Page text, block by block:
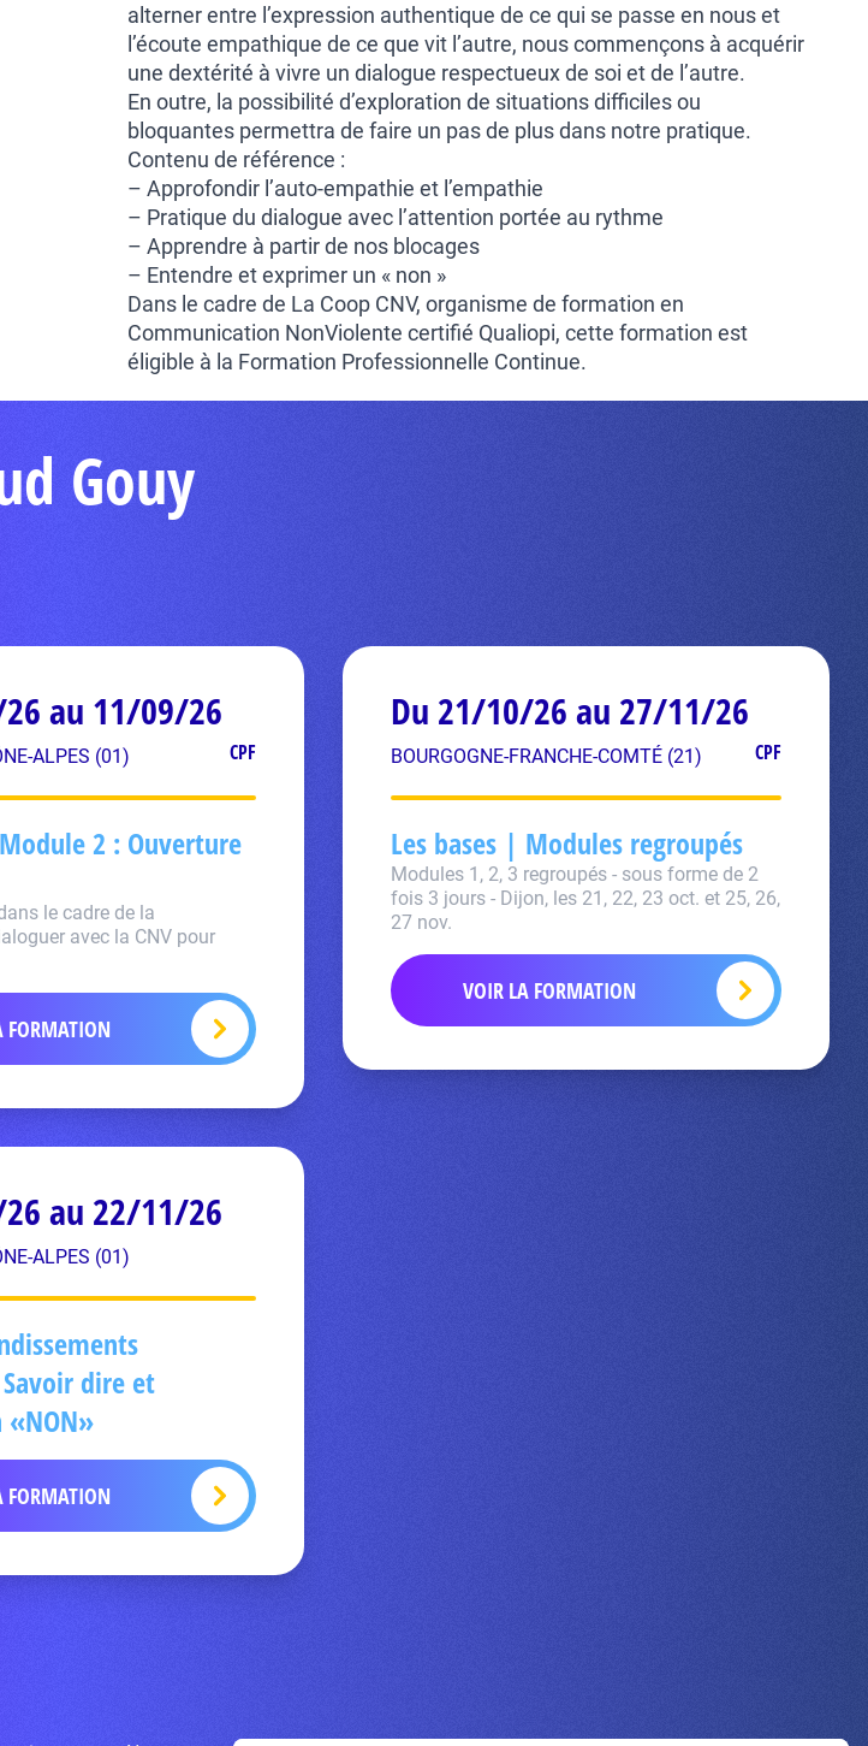
alterner entre l’expression authentique de ce qui se passe en nous et
l’écoute empathique de ce que vit l’autre, nous commençons à acquérir
une dextérité à vivre un dialogue respectueux de soi et de l’autre.
En outre, la possibilité d’exploration de situations difficiles ou
bloquantes permettra de faire un pas de plus dans notre pratique.
Contenu de référence :
– Approfondir l’auto-empathie et l’empathie
– Pratique du dialogue avec l’attention portée au rythme
– Apprendre à partir de nos blocages
– Entendre et exprimer un « non »
Dans le cadre de La Coop CNV, organisme de formation en
Communication NonViolente certifié Qualiopi, cette formation est
éligible à la Formation Professionnelle Continue.
Gouy
au 11/09/26
ALPES (01) CPF
2 : Ouverture
le cadre de la
avec la CNV pour
FORMATION
Du 21/10/26 au 27/11/26
BOURGOGNE-FRANCHE-COMTÉ (21) CPF
Les bases | Modules regroupés
Modules 1, 2, 3 regroupés - sous forme de 2
fois 3 jours - Dijon, les 21, 22, 23 oct. et 25, 26,
27 nov.
VOIR LA FORMATION
au 22/11/26
ALPES (01)
dire et
FORMATION